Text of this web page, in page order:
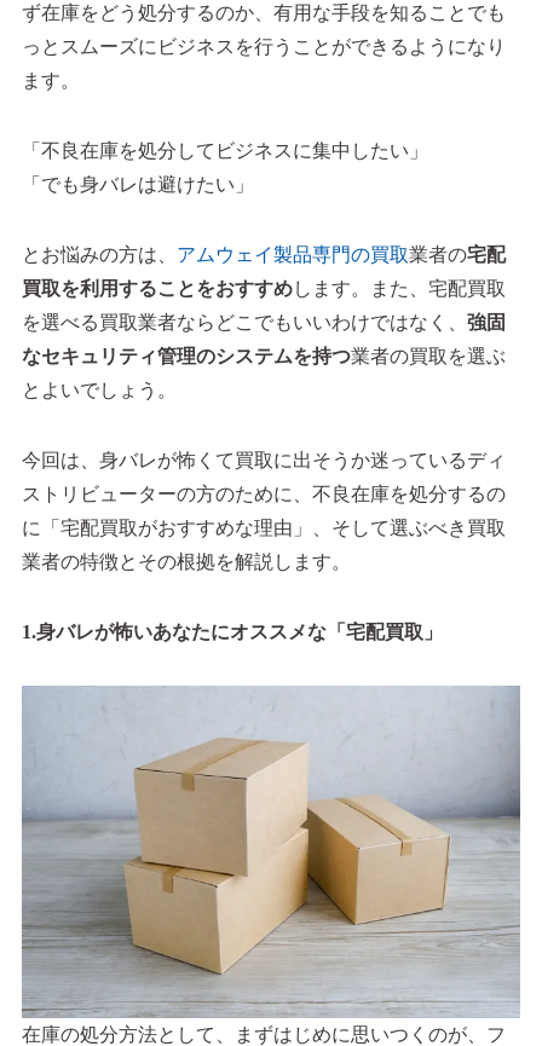
ず在庫をどう処分するのか、有用な手段を知ることでも
っとスムーズにビジネスを行うことができるようになり
ます。
「不良在庫を処分してビジネスに集中したい」
「でも身バレは避けたい」
とお悩みの方は、 アムウェイ製品専門の買取業者の宅配
買取を利用することをおすすめします。また、宅配買取
を選べる買取業者ならどこでもいいわけではなく、 強固
なセキュリティ管理のシステムを持つ業者の買取を選ぶ
とよいでしょう。
今回は、身バレが怖くて買取に出そうか迷っているディ
ストリビューターの方のために、不良在庫を処分するの
に「宅配買取がおすすめな理由」、そして選ぶべき買取
業者の特徴とその根拠を解説します。
1.身バレが怖いあなたにオススメな「宅配買取」
在庫の処分方法として、まずはじめに思いつくのが、フ